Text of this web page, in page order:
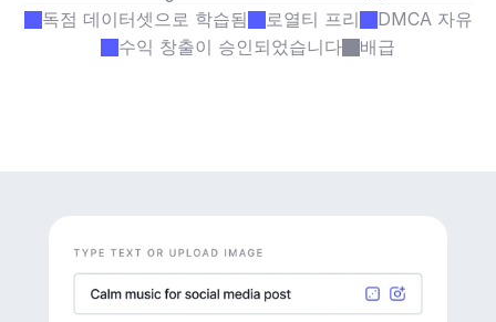
독점 데이터셋으로 학습됨 로열티 프리
DMCA 자유
수익 창출이 승인되었습니다
배급